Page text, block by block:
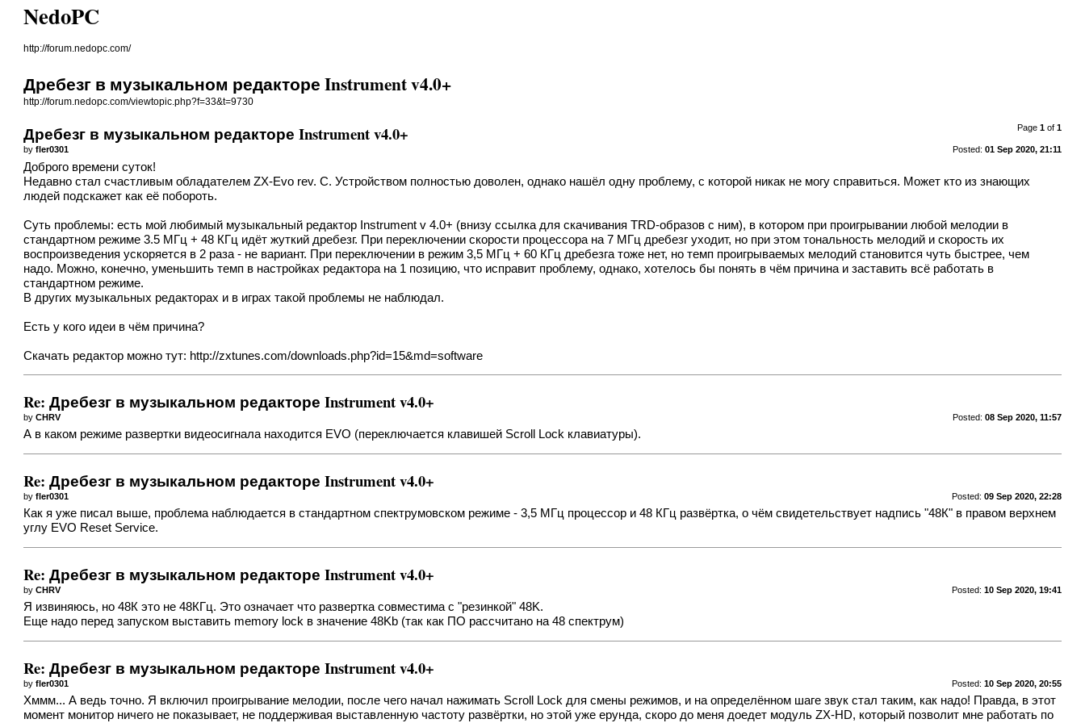
NedoPC
http://forum.nedopc.com/
Дребезг в музыкальном редакторе Instrument v4.0+
http://forum.nedopc.com/viewtopic.php?f=33&t=9730
Page 1of 1
Дребезг в музыкальном редакторе Instrument v4.0+
Posted: 01 Sep 2020, 21:11
byfler0301
Доброго времени суток!
Недавно стал счастливым обладателем ZX-Evo rev. C. Устройством полностью доволен, однако нашёл одну проблему, с которой никак не могу справиться. Может кто из знающих
людей подскажет как её побороть.
Суть проблемы: есть мой любимый музыкальный редактор Instrument v 4.0+ (внизу ссылка для скачивания TRD-образов с ним), в котором при проигрывании любой мелодии в
стандартном режиме 3.5 МГц + 48 КГц идёт жуткий дребезг. При переключении скорости процессора на 7 МГц дребезг уходит, но при этом тональность мелодий и скорость их
воспроизведения ускоряется в 2 раза - не вариант. При переключении в режим 3,5 МГц + 60 КГц дребезга тоже нет, но темп проигрываемых мелодий становится чуть быстрее, чем
надо. Можно, конечно, уменьшить темп в настройках редактора на 1 позицию, что исправит проблему, однако, хотелось бы понять в чём причина и заставить всё работать в
стандартном режиме.
В других музыкальных редакторах и в играх такой проблемы не наблюдал.
Есть у кого идеи в чём причина?
Скачать редактор можно тут: http://zxtunes.com/downloads.php?id=15&md=software
Re: Дребезг в музыкальном редакторе Instrument v4.0+
Posted: 08 Sep 2020, 11:57
byCHRV
А в каком режиме развертки видеосигнала находится EVO (переключается клавишей Scroll Lock клавиатуры).
Re: Дребезг в музыкальном редакторе Instrument v4.0+
Posted: 09 Sep 2020, 22:28
byfler0301
Как я уже писал выше, проблема наблюдается в стандартном спектрумовском режиме - 3,5 МГц процессор и 48 КГц развёртка, о чём свидетельствует надпись "48К" в правом верхнем
углу EVO Reset Service.
Re: Дребезг в музыкальном редакторе Instrument v4.0+
Posted: 10 Sep 2020, 19:41
byCHRV
Я извиняюсь, но 48К это не 48КГц. Это означает что развертка совместима с "резинкой" 48K.
Еще надо перед запуском выставить memory lock в значение 48Kb (так как ПО рассчитано на 48 спектрум)
Re: Дребезг в музыкальном редакторе Instrument v4.0+
Posted: 10 Sep 2020, 20:55
byfler0301
Хммм... А ведь точно. Я включил проигрывание мелодии, после чего начал нажимать Scroll Lock для смены режимов, и на определённом шаге звук стал таким, как надо! Правда, в этот
момент монитор ничего не показывает, не поддерживая выставленную частоту развёртки, но этой уже ерунда, скоро до меня доедет модуль ZX-HD, который позволит мне работать по